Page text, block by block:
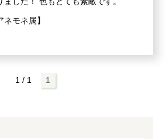
モネ属】
1 / 1 1